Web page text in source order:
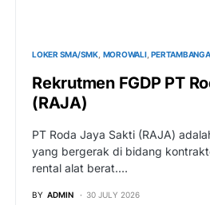
LOKER SMA/SMK MOROWALI
Rekrutmen FGDP PT
(RAJA)
PT Roda Jaya Sakti (RAJA)
yang bergerak di bidang
rental alat berat.…
BY ADMIN 30 JULY 2026